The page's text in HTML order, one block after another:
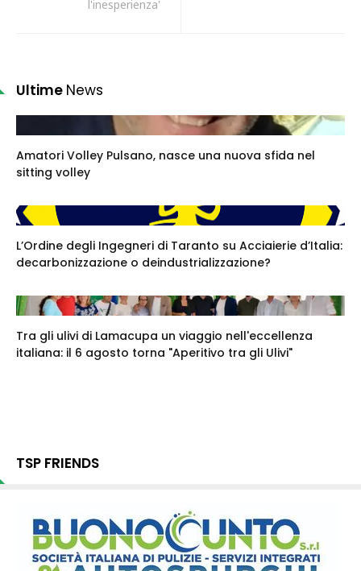
l'inesperienza'
Ultime News
Amatori Volley Pulsano, nasce una nuova sfida nel
sitting volley
L’Ordine degli Ingegneri di Taranto su Acciaierie d’Italia:
decarbonizzazione o deindustrializzazione?
Tra gli ulivi di Lamacupa un viaggio nell'eccellenza
italiana: il 6 agosto torna "Aperitivo tra gli Ulivi"
TSP FRIENDS